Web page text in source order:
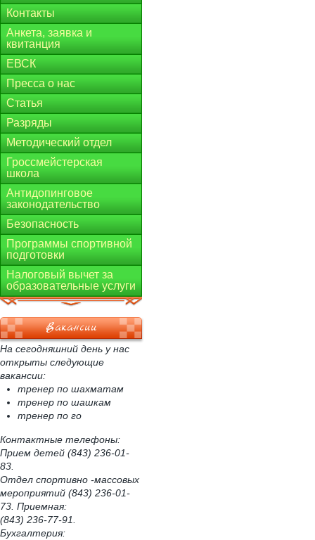
Контакты
Анкета, заявка и
квитанция
ЕВСК
Пресса о нас
Статья
Разряды
Методический отдел
Гроссмейстерская
школа
Антидопинговое
законодательство
Безопасность
Программы спортивной
подготовки
Налоговый вычет за
образовательные услуги
Вакансии
На сегодняшний день у нас
открыты следующие
вакансии:
тренер по шахматам
тренер по шашкам
тренер по го
Контактные телефоны:
Прием детей (843) 236-01-
83.
Отдел спортивно -массовых
мероприятий (843) 236-01-
73. Приемная:
(843) 236-77-91.
Бухгалтерия: